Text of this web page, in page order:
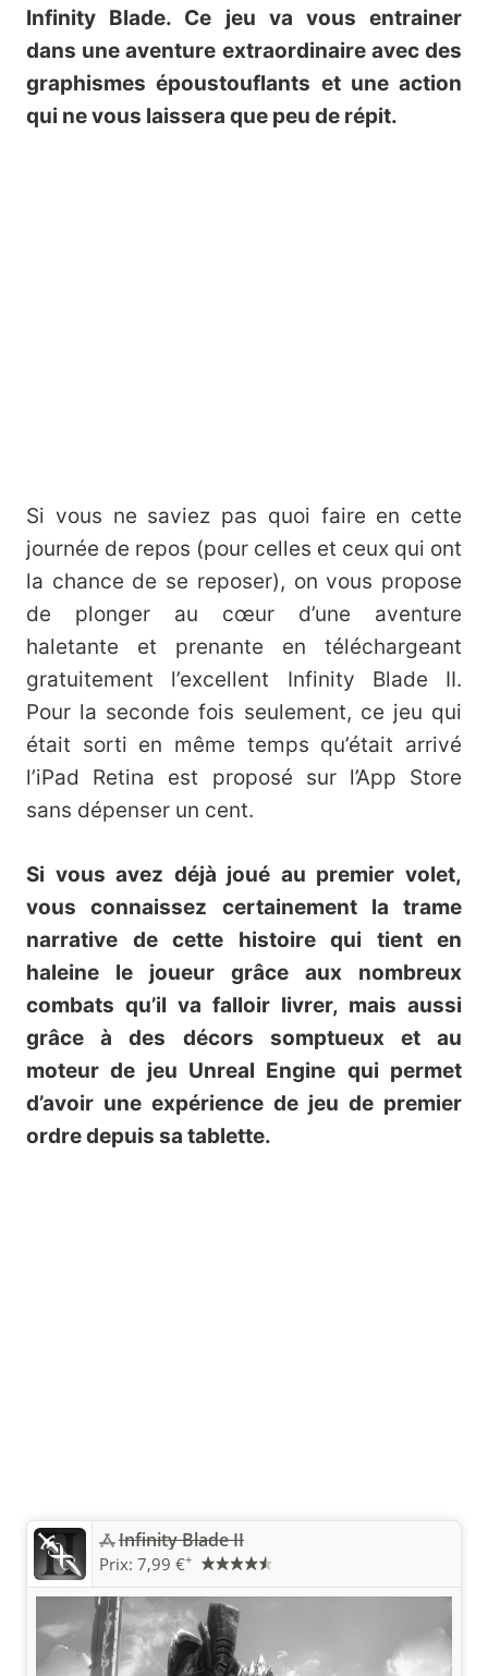
Infinity Blade. Ce jeu va vous entrainer
dans une aventure extraordinaire avec des
graphismes époustouflants et une action
qui ne vous laissera que peu de répit.
Si vous ne saviez pas quoi faire en cette
journée de repos (pour celles et ceux qui ont
la chance de se reposer), on vous propose
de plonger au cœur d’une aventure
haletante et prenante en téléchargeant
gratuitement l’excellent Infinity Blade II.
Pour la seconde fois seulement, ce jeu qui
était sorti en même temps qu’était arrivé
l’iPad Retina est proposé sur l’App Store
sans dépenser un cent.
Si vous avez déjà joué au premier volet,
vous connaissez certainement la trame
narrative de cette histoire qui tient en
haleine le joueur grâce aux nombreux
combats qu’il va falloir livrer, mais aussi
grâce à des décors somptueux et au
moteur de jeu Unreal Engine qui permet
d’avoir une expérience de jeu de premier
ordre depuis sa tablette.
Infinity Blade II
Prix: 7,99 €+